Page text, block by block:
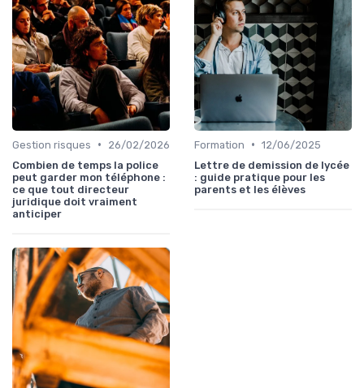
Gestion risques •
26/02/2026
Combien de temps la police
peut garder mon téléphone :
ce que tout directeur
juridique doit vraiment
anticiper
Formation • 12/06/2025
Lettre de demission de lycée
: guide pratique pour les
parents et les élèves